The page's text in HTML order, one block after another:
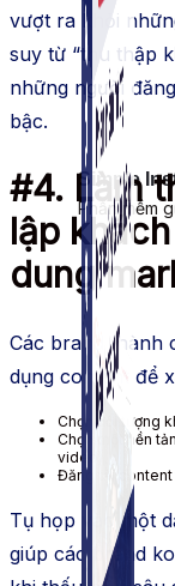
Simple
Phần mềm
vượt ra khỏi
suy từ “thu thập
những người
bậc.
#4. Làm
lập
dung
Các brand thành
dụng content để
Chọn đối tượng
Chọn một
nền
video)
Đăng tải
content
Tụ họp vào một
giúp các
brand ko